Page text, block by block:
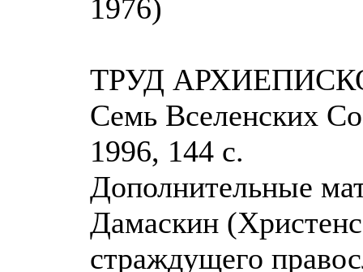
1976)
ТРУД
Семь Вселенских
1996, 144 с.
Дополнительные
Дамаскин
страждущего